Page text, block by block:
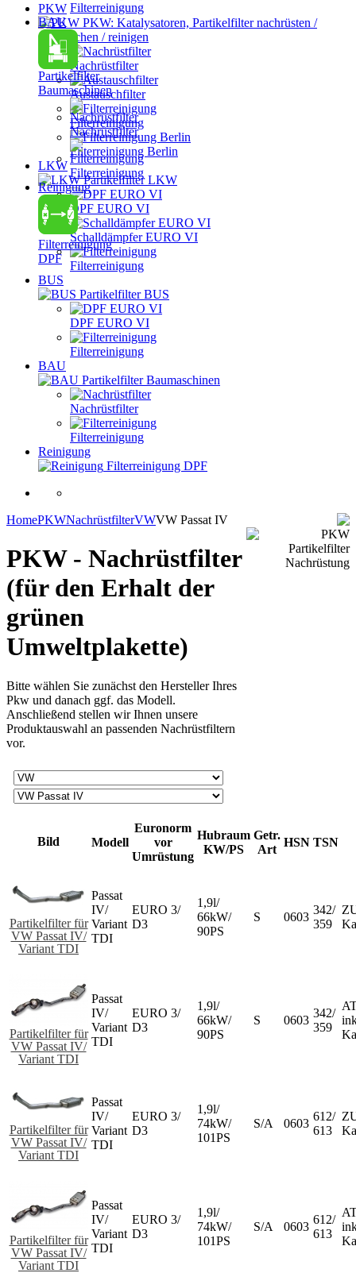
Filterreinigung
BAU
Partikelfilter
Baumaschinen
Nachrüstfilter
Filterreinigung
Reinigung
Filterreinigung
DPF
PKW
PKW: Katalysatoren, Partikelfilter nachrüsten /
austauschen / reinigen
Nachrüstfilter
Austauschfilter
Filterreinigung
Filterreinigung Berlin
LKW
Partikelfilter LKW
DPF EURO VI
Schalldämpfer EURO VI
Filterreinigung
BUS
Partikelfilter BUS
DPF EURO VI
Filterreinigung
BAU
Partikelfilter Baumaschinen
Nachrüstfilter
Filterreinigung
Reinigung
Filterreinigung DPF
HomePKWNachrüstfilterVWVW Passat IV
PKW - Nachrüstfilter
(für den Erhalt der
grünen
Umweltplakette)
Bitte wählen Sie zunächst den Hersteller Ihres
Pkw und danach ggf. das Modell.
Anschließend stellen wir Ihnen unsere
Produktauswahl an passenden Nachrüstfiltern
vor.
Bild Modell
Euronorm
vor
Umrüstung
Hubraum
KW/PS
Getr.
Art
HSN TSN
Partikelfilter für
VW Passat IV/
Variant TDI
Passat
IV/
Variant
TDI
EURO 3/
D3
1,9l/
66kW/
90PS
S 0603
342/
359
Partikelfilter für
VW Passat IV/
Variant TDI
Passat
IV/
Variant
TDI
EURO 3/
D3
1,9l/
66kW/
90PS
S 0603
342/
359
Partikelfilter für
VW Passat IV/
Variant TDI
Passat
IV/
Variant
TDI
EURO 3/
D3
1,9l/
74kW/
101PS
S/A 0603
612/
613
Partikelfilter für
VW Passat IV/
Variant TDI
Passat
IV/
Variant
TDI
EURO 3/
D3
1,9l/
74kW/
101PS
S/A 0603
612/
613